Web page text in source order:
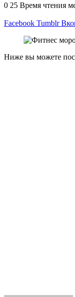
0 25 Время чтения
Facebook Tumblr
Ниже вы можете